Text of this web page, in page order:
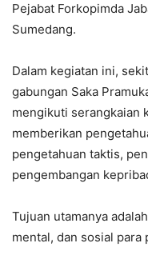
Pejabat Forkopimda
Sumedang.
Dalam kegiatan ini,
gabungan Saka
mengikuti serangkaian
memberikan
pengetahuan taktis,
pengembangan
Tujuan utamanya
mental, dan sosial para